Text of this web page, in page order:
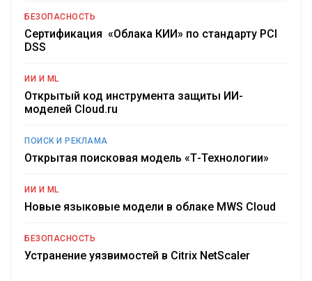
БЕЗОПАСНОСТЬ
Сертификация «Облака КИИ» по стандарту PCI
DSS
ИИ И ML
Открытый код инструмента защиты ИИ-
моделей Cloud.ru
ПОИСК И РЕКЛАМА
Открытая поисковая модель «Т-Технологии»
ИИ И ML
Новые языковые модели в облаке MWS Cloud
БЕЗОПАСНОСТЬ
Устранение уязвимостей в Citrix NetScaler